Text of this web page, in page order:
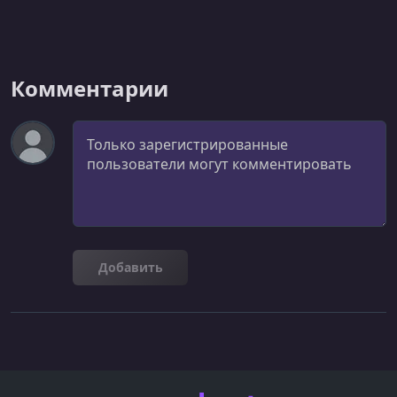
Комментарии
Комментарий
Добавить